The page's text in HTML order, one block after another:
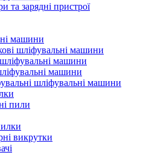
та зарядні пристрої
машини
шліфувальні машини
шліфувальні машини
машини
шліфувальні машини
пили
викрутки